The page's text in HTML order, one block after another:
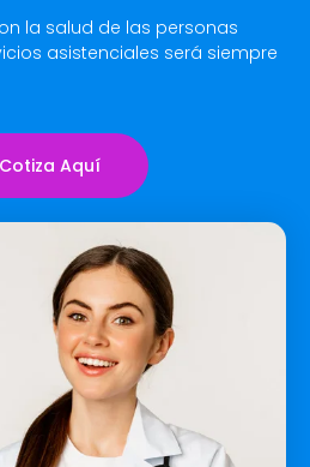
la salud de las personas
asistenciales será siempre
Aquí